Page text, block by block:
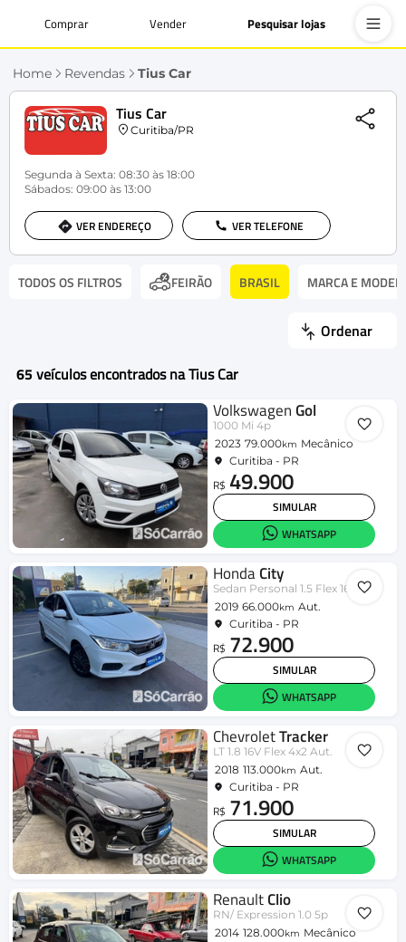
Comprar Vender Pesquisar lojas
Home Revendas Tius Car
Tius Car
Curitiba/PR
Segunda à Sexta: 08:30 às 18:00
Sábados: 09:00 às 13:00
VER ENDEREÇO VER TELEFONE
TODOS OS FILTROS FEIRÃO BRASIL MARCA E
Ordenar
65veículos encontrados na Tius Car
VolkswagenGol
1000 Mi 4p
2023 79.000km Mecânico
Curitiba - PR
R$ 49.900
SIMULAR
WHATSAPP
HondaCity
Sedan Personal 1.5 Flex 16V Aut.
2019 66.000km Aut.
Curitiba - PR
R$ 72.900
SIMULAR
WHATSAPP
ChevroletTracker
LT 1.8 16V Flex 4x2 Aut.
2018 113.000km Aut.
Curitiba - PR
R$ 71.900
SIMULAR
WHATSAPP
RenaultClio
RN/ Expression 1.0 5p
2014 128.000km Mecânico